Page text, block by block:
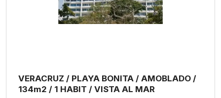
VERACRUZ / PLAYA BONITA / AMOBLADO /
134m2 / 1 HABIT / VISTA AL MAR